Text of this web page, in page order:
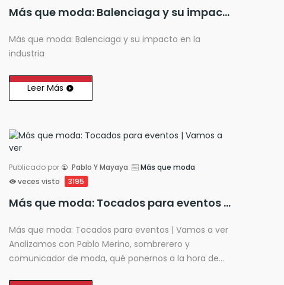
Más que moda: Balenciaga y su impacto en la industria
Más que moda: Balenciaga y su impacto en la
industria
Leer Más
Publicado por Pablo Y Mayaya
Más que moda
veces visto
3195
Más que moda: Tocados para eventos | Vamos a ver
Más que moda: Tocados para eventos | Vamos a ver
Analizamos con Pablo Merino, sombrerero y
comunicador de moda, qué ponernos a la hora de